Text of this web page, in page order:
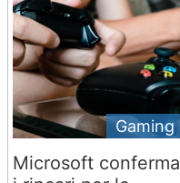
Gaming
Microsoft conferma